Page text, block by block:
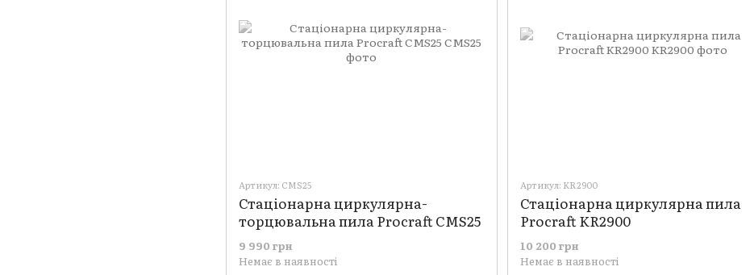
Артикул: CMS25
Стаціонарна циркулярна-
торцювальна пила Procraft CMS25
9 990 грн
Немає в наявності
Артикул: KR2900
Стаціонарна циркулярна пила
Procraft KR2900
10 200 грн
Немає в наявності